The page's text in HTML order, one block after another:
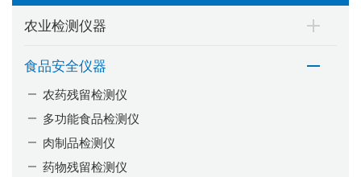
农业检测仪器
食品安全仪器
农药残留检测仪
多功能食品检测仪
肉制品检测仪
药物残留检测仪